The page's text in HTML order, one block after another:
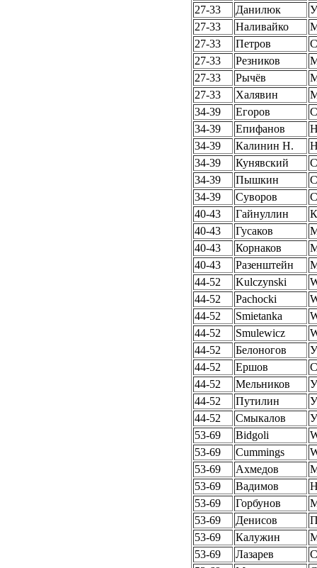
27-33
Данилюк
27-33
Наливайко
27-33
Петров
27-33
Резников
27-33
Рычёв
27-33
Халявин
34-39
Егоров
34-39
Епифанов
34-39
Калинин Н.
34-39
Кунявский
34-39
Пышкин
34-39
Суворов
40-43
Гайнуллин
40-43
Гусаков
40-43
Корнаков
40-43
Разенштейн
44-52
Kulczynski
44-52
Pachocki
44-52
Smietanka
44-52
Smulewicz
44-52
Белоногов
44-52
Ершов
44-52
Мельников
44-52
Путилин
44-52
Смыкалов
53-69
Bidgoli
53-69
Cummings
53-69
Ахмедов
53-69
Вадимов
53-69
Горбунов
53-69
Денисов
53-69
Калужин
53-69
Лазарев